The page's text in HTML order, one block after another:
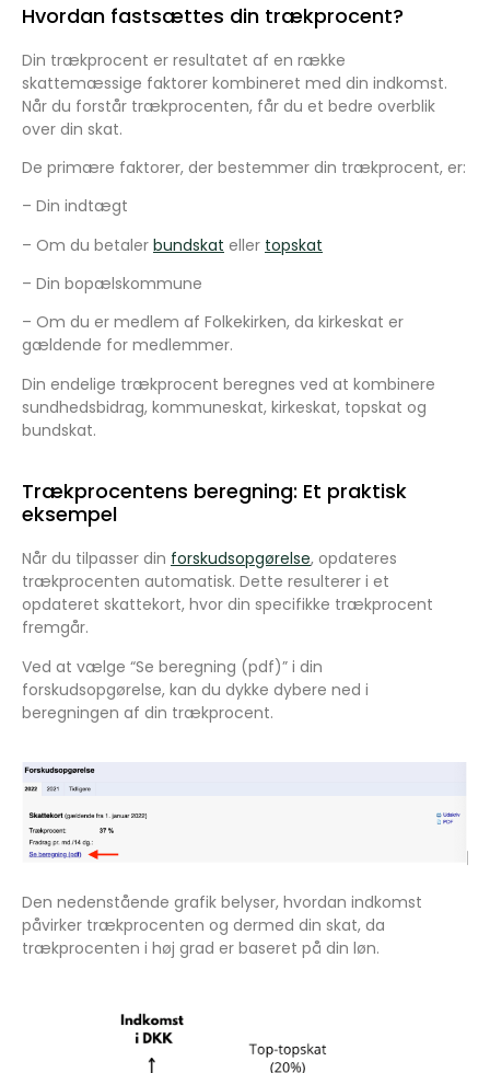
Hvordan fastsættes din trækprocent?
Din trækprocent er resultatet af en række
skattemæssige faktorer kombineret med din indkomst.
Når du forstår trækprocenten, får du et bedre overblik
over din skat.
De primære faktorer, der bestemmer din trækprocent, er:
– Din indtægt
– Om du betaler bundskat eller topskat
– Din bopælskommune
– Om du er medlem af Folkekirken, da kirkeskat er
gældende for medlemmer.
Din endelige trækprocent beregnes ved at kombinere
sundhedsbidrag, kommuneskat, kirkeskat, topskat og
bundskat.
Trækprocentens beregning: Et praktisk
eksempel
Når du tilpasser din forskudsopgørelse, opdateres
trækprocenten automatisk. Dette resulterer i et
opdateret skattekort, hvor din specifikke trækprocent
fremgår.
Ved at vælge “Se beregning (pdf)” i din
forskudsopgørelse, kan du dykke dybere ned i
beregningen af din trækprocent.
Den nedenstående grafik belyser, hvordan indkomst
påvirker trækprocenten og dermed din skat, da
trækprocenten i høj grad er baseret på din løn.